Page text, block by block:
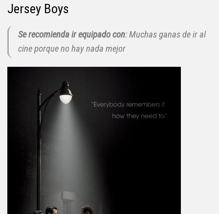
Jersey Boys
Se recomienda ir equipado con: Muchas ganas de ir al
cine porque no hay nada mejor